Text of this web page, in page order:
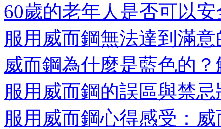
60歲的老年人是否可以
服用威而鋼無法達到滿
威而鋼為什麼是藍色的
服用威而鋼的誤區與禁
服用威而鋼心得感受：